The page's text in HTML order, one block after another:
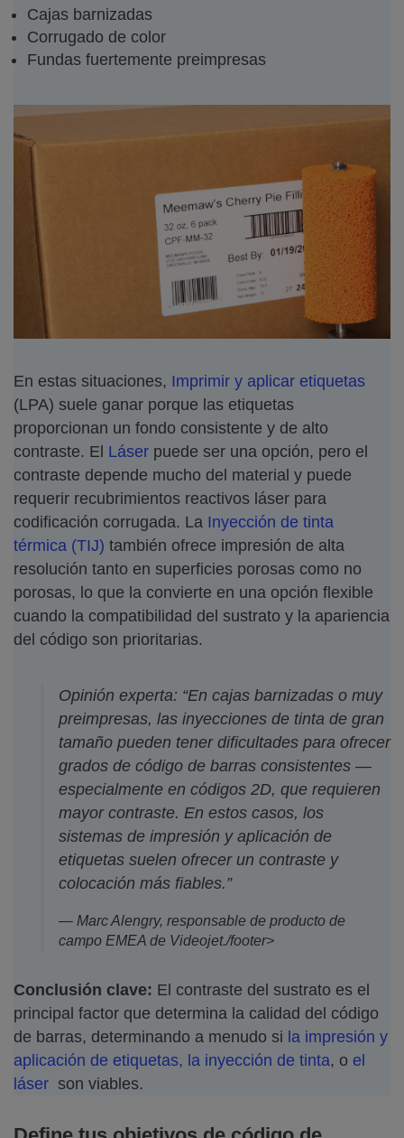
Cajas barnizadas
Corrugado de color
Fundas fuertemente preimpresas
En estas situaciones, Imprimir y aplicar etiquetas
(LPA) suele ganar porque las etiquetas
proporcionan un fondo consistente y de alto
contraste. El Láser puede ser una opción, pero el
contraste depende mucho del material y puede
requerir recubrimientos reactivos láser para
codificación corrugada. La Inyección de tinta
térmica (TIJ) también ofrece impresión de alta
resolución tanto en superficies porosas como no
porosas, lo que la convierte en una opción flexible
cuando la compatibilidad del sustrato y la apariencia
del código son prioritarias.
Opinión experta: “En cajas barnizadas o muy
preimpresas, las inyecciones de tinta de gran
tamaño pueden tener dificultades para ofrecer
grados de código de barras consistentes —
especialmente en códigos 2D, que requieren
mayor contraste. En estos casos, los
sistemas de impresión y aplicación de
etiquetas suelen ofrecer un contraste y
colocación más fiables.”
— Marc Alengry, responsable de producto de
campo EMEA de Videojet./footer>
Conclusión clave: El contraste del sustrato es el
principal factor que determina la calidad del código
de barras, determinando a menudo si la impresión y
aplicación de etiquetas, la inyección de tinta, o el
láser son viables.